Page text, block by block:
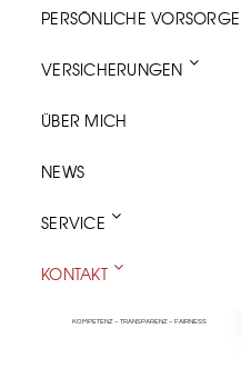
PERSÖNLICHE VORSORGE
VERSICHERUNGEN
ÜBER MICH
NEWS
SERVICE
KONTAKT
KOMPETENZ – TRANSPARENZ – FAIRNESS